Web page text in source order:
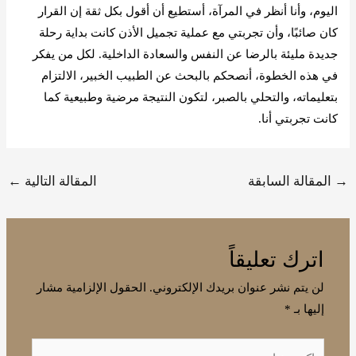
اليوم، وأنا أنظر في المرآة، أستطيع أن أقول بكل ثقة إن القرار
كان صائبًا، وأن تجربتي مع عملية تجميل الأذن كانت بداية رحلة
جديدة مليئة بالرضا عن النفس والسعادة الداخلية. لكل من يفكر
في هذه الخطوة، أنصحكم بالبحث عن الطبيب الخبير، الالتزام
بتعليماته، والتحلي بالصبر، لتكون النتيجة مرضية وطبيعية كما
كانت تجربتي أنا.
→ المقالة السابقة المقالة التالية ←
اترك تعليقاً
لن يتم نشر عنوان بريدك الإلكتروني.
الحقول الإلزامية مشار
إليها بـ *